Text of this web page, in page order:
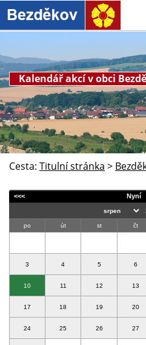
Kalendář akcí v obci
Cesta: Titulní stránka >
<<< Nyní
po út st čt
3 4 5 6
10 11 12 13
17 18 19 20
24 25 26 27